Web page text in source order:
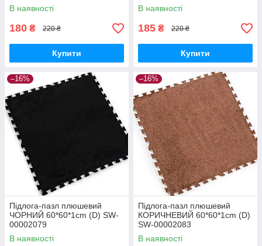
В наявності
180 ₴ 220 ₴
Купити
В наявності
185 ₴ 220 ₴
Купити
–16%
Підлога-пазл плюшевий
ЧОРНИЙ 60*60*1cm (D) SW-
00002079
В наявності
–16%
Підлога-пазл плюшевий
КОРИЧНЕВИЙ 60*60*1cm (D)
SW-00002083
В наявності